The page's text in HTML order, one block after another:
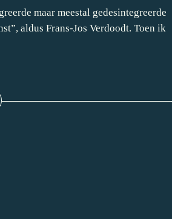
maar meestal gedesintegreerde
aldus Frans-Jos Verdoodt. Toen ik